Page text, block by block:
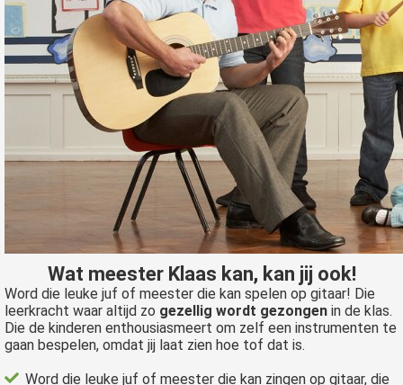
Wat meester Klaas kan, kan jij ook!
Word die leuke juf of meester die kan spelen op gitaar! Die
leerkracht waar altijd zo gezellig wordt gezongen in de klas.
Die de kinderen enthousiasmeert om zelf een instrumenten te
gaan bespelen, omdat jij laat zien hoe tof dat is.
Word die leuke juf of meester die kan zingen op gitaar, die